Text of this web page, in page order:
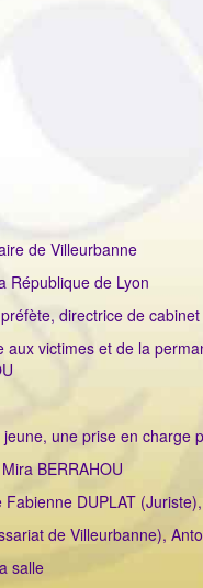
de Villeurbanne
République de Lyon
directrice de
aux victimes et de la
une prise en charge
BERRAHOU
DUPLAT
de Villeurbanne),
salle